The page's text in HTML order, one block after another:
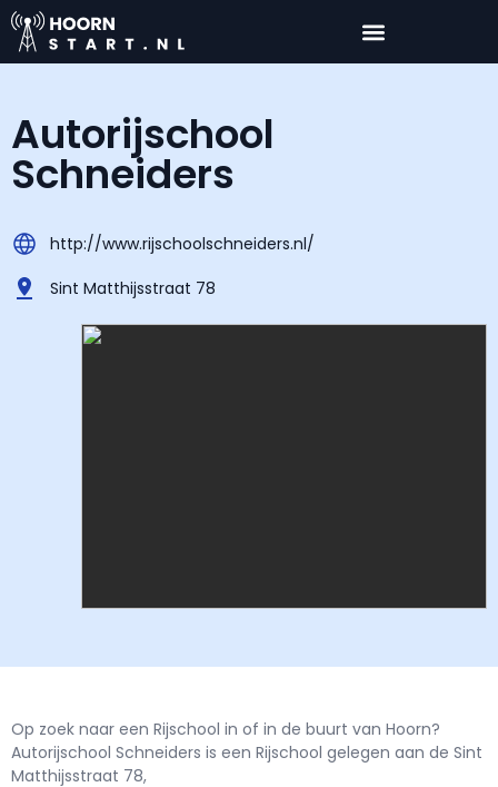
Autorijschool
Schneiders
http://www.rijschoolschneiders.nl/
Sint Matthijsstraat 78
Op zoek naar een Rijschool in of in de buurt van Hoorn?
Autorijschool Schneiders is een Rijschool gelegen aan de Sint
Matthijsstraat 78,